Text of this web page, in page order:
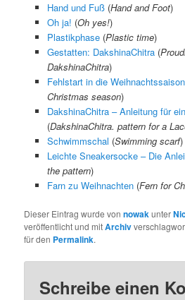
Hand und Fuß(Hand and Foot)
Oh ja! (Oh yes!)
Plastikphase(Plastic time)
Gestatten: DakshinaChitra(
DakshinaChitra)
Fehlstart in die Weihnachtssaison
Christmas season)
DakshinaChitra – Anleitung für
(DakshinaChitra. pattern for a
Schwimmschal (Swimming scarf)
Leichte Sneakersocke – Die
the pattern)
Farn zu Weihnachten(Fern for
Dieser Eintrag wurde vonnowakunter
veröffentlicht und mitArchiv
für den Permalink.
Schreibe einen